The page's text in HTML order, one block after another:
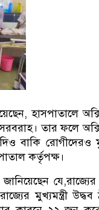
হাসপাতালে
তার ফলে
বাকি রোগীদেরও
কর্তৃপক্ষ।
যে,রাজ্যের
মুখ্যমন্ত্রী উদ্ধব